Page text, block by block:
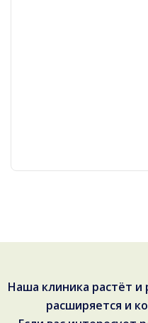
Наша клиника растёт и
расширяется и